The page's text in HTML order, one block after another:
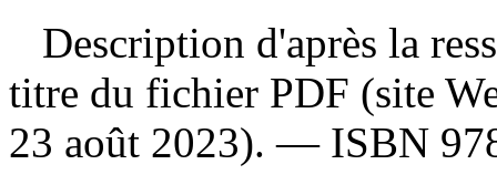
Description d'après la
titre du fichier PDF (site
23 août 2023). — ISBN